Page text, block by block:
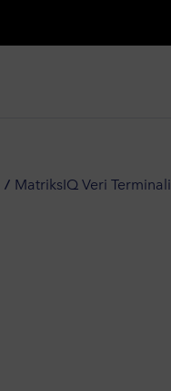
MatriksIQ Veri Terminali